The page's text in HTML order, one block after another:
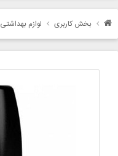
بخش کاربری لوازم بهداشتی